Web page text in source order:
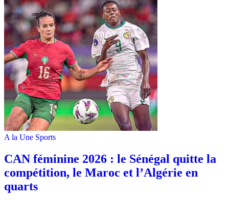
A la Une Sports
‎CAN féminine 2026 : le Sénégal quitte la
compétition, le Maroc et l’Algérie en
quarts